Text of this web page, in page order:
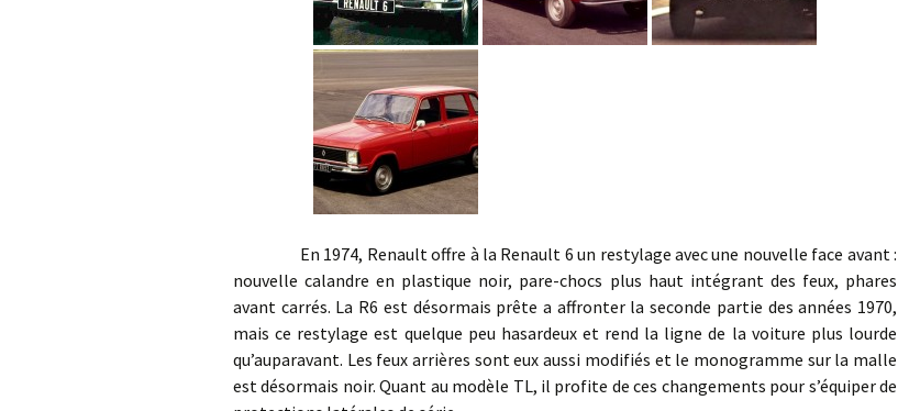
En 1974, Renault offre à la Renault 6 un restylage avec une nouvelle face avant :
nouvelle calandre en plastique noir, pare-chocs plus haut intégrant des feux, phares
avant carrés. La R6 est désormais prête a affronter la seconde partie des années 1970,
mais ce restylage est quelque peu hasardeux et rend la ligne de la voiture plus lourde
qu’auparavant. Les feux arrières sont eux aussi modifiés et le monogramme sur la malle
est désormais noir. Quant au modèle TL, il profite de ces changements pour s’équiper de